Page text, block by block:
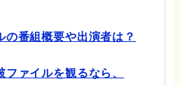
番組概要や出演者は？
ァイルを観るなら、